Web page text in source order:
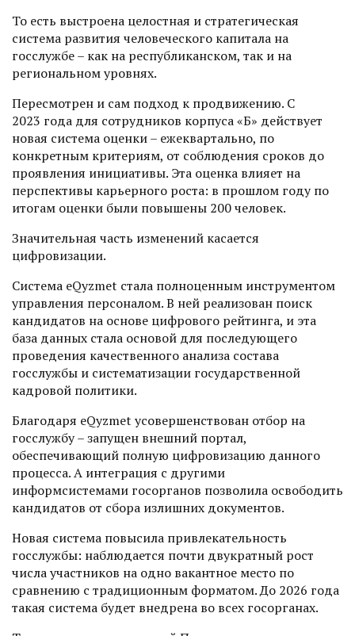
То есть выстроена целостная и стратегическая
система развития человечес­кого капитала на
госслужбе – как на республиканском, так и на
региональном уровнях.
Пересмотрен и сам подход к продвижению. С
2023 года для сотрудников корпуса «Б» действует
новая система оценки – ежеквартально, по
конкретным критериям, от соблюдения сроков до
проявления инициативы. Эта оценка влияет на
перспективы карьерного рос­та: в прошлом году по
итогам оценки были повышены 200 человек.
Значительная часть изменений касается
цифровизации.
Система eQyzmet стала полноценным инструментом
управления персоналом. В ней реализован поиск
кандидатов на основе цифрового рейтинга, и эта
база данных стала основой для последующего
проведения качественного анализа состава
госслужбы и систематизации государственной
кадровой политики.
Благодаря eQyzmet усовершенствован отбор на
госслужбу – запущен внешний портал,
обеспечивающий полную цифровизацию данного
процесса. А интеграция с другими
информсистемами госорганов позволила освободить
кандидатов от сбора излишних документов.
Новая система повысила привлекательность
госслужбы: наблюдается поч­ти двукратный рост
числа участников на одно вакантное место по
сравнению с традиционным форматом. До 2026 года
такая система будет внедрена во всех госорганах.